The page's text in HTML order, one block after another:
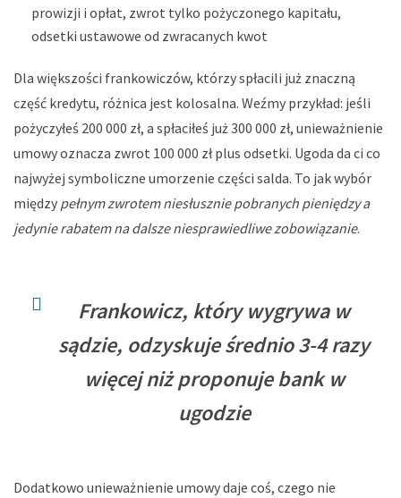
prowizji i opłat, zwrot tylko pożyczonego kapitału,
odsetki ustawowe od zwracanych kwot
Dla większości frankowiczów, którzy spłacili już znaczną
część kredytu, różnica jest kolosalna. Weźmy przykład: jeśli
pożyczyłeś 200 000 zł, a spłaciłeś już 300 000 zł, unieważnienie
umowy oznacza zwrot 100 000 zł plus odsetki. Ugoda da ci co
najwyżej symboliczne umorzenie części salda. To jak wybór
między pełnym zwrotem niesłusznie pobranych pieniędzy a
jedynie rabatem na dalsze niesprawiedliwe zobowiązanie.
Frankowicz, który wygrywa w
sądzie, odzyskuje średnio 3-4 razy
więcej niż proponuje bank w
ugodzie
Dodatkowo unieważnienie umowy daje coś, czego nie